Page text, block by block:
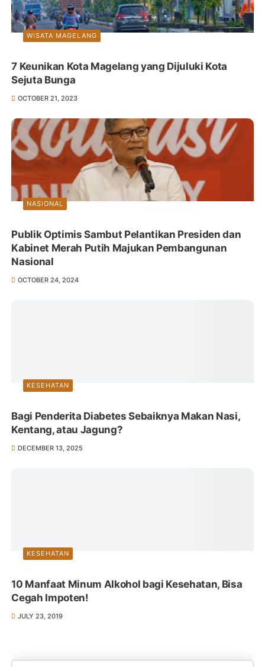
WISATA MAGELANG
7 Keunikan Kota Magelang yang Dijuluki Kota
Sejuta Bunga
OCTOBER 21, 2023
NASIONAL
Publik Optimis Sambut Pelantikan Presiden dan
Kabinet Merah Putih Majukan Pembangunan
Nasional
OCTOBER 24, 2024
KESEHATAN
Bagi Penderita Diabetes Sebaiknya Makan Nasi,
Kentang, atau Jagung?
DECEMBER 13, 2025
KESEHATAN
10 Manfaat Minum Alkohol bagi Kesehatan, Bisa
Cegah Impoten!
JULY 23, 2019